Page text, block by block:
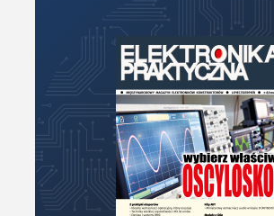
Optoelektronika
Podstawy elektroniki
Podzespoły bierne
Półprzewodniki
Pomiary i testy